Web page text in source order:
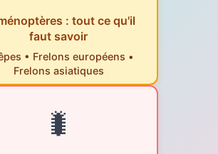
: tout ce qu'il
faut savoir
• Frelons européens •
Frelons asiatiques
🐛